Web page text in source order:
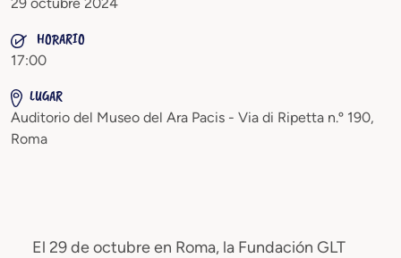
HORARIO
17:00
LUGAR
Auditorio del Museo del Ara Pacis - Via di Ripetta n.º 190,
Roma
El 29 de octubre en Roma, la Fundación GLT